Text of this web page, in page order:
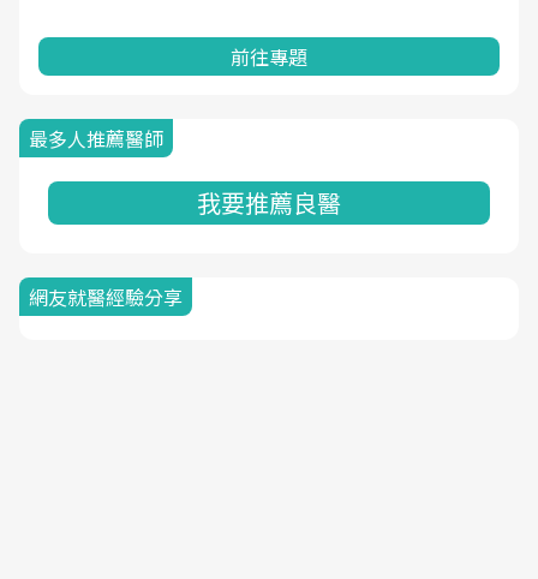
前往專題
最多人推薦醫師
我要推薦良醫
網友就醫經驗分享